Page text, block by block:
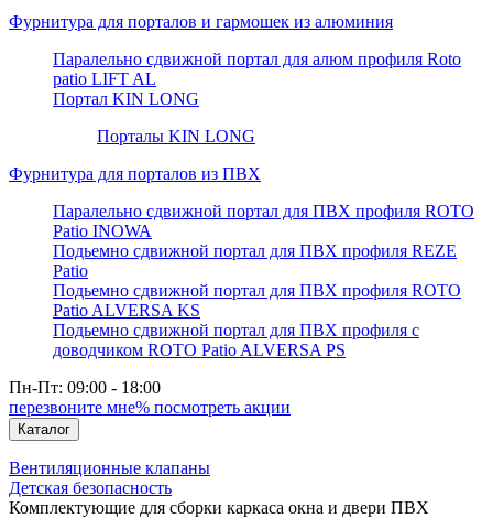
Фурнитура для порталов и гармошек из алюминия
Паралельно сдвижной портал для алюм профиля Roto
patio LIFT AL
Портал KIN LONG
Порталы KIN LONG
Фурнитура для порталов из ПВХ
Паралельно сдвижной портал для ПВХ профиля ROTO
Patio INOWA
Подьемно сдвижной портал для ПВХ профиля REZE
Patio
Подьемно сдвижной портал для ПВХ профиля ROTO
Patio ALVERSA KS
Подьемно сдвижной портал для ПВХ профиля с
доводчиком ROTO Patio ALVERSA PS
Пн-Пт: 09:00 - 18:00
перезвоните мне% посмотреть акции
Каталог
Вентиляционные клапаны
Детская безопасность
Комплектующие для сборки каркаса окна и двери ПВХ